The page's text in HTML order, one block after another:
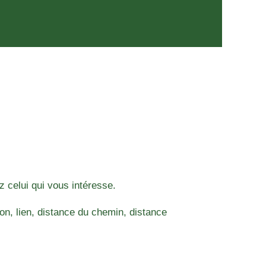
celui qui vous intéresse.
lien, distance du chemin, distance